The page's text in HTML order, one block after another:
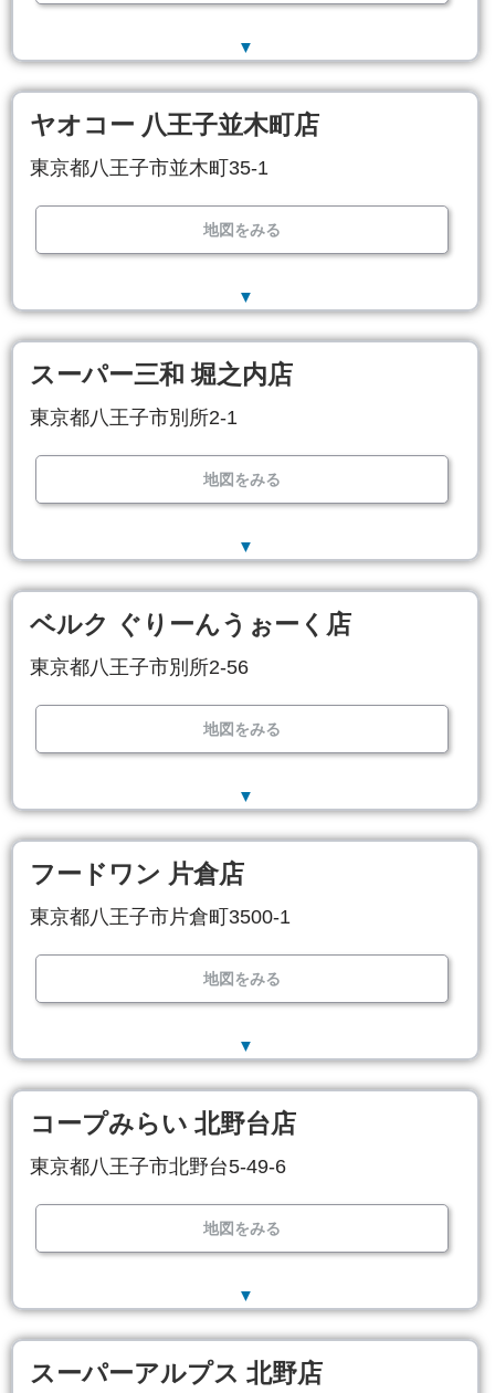
▼
ヤオコー 八王子並木町店
東京都八王子市並木町35-1
地図をみる
▼
スーパー三和 堀之内店
東京都八王子市別所2-1
地図をみる
▼
ベルク ぐりーんうぉーく店
東京都八王子市別所2-56
地図をみる
▼
フードワン 片倉店
東京都八王子市片倉町3500-1
地図をみる
▼
コープみらい 北野台店
東京都八王子市北野台5-49-6
地図をみる
▼
スーパーアルプス 北野店